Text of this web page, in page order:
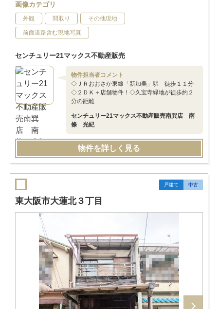
画像カテゴリ
外観 間取り その他現地
前面道路含む現地写真
センチュリー21マックス不動産販売
物件担当者コメント
◇ＪＲおおさか東線「新加美」駅 徒歩１１分
◇２ＤＫ＋店舗物件！◇久宝寺緑地が徒歩約２
分の距離
センチュリー21マックス不動産販売南巽店 南
條 光紀
物件を詳しく見る
戸建て 中古
東大阪市大蓮北３丁目